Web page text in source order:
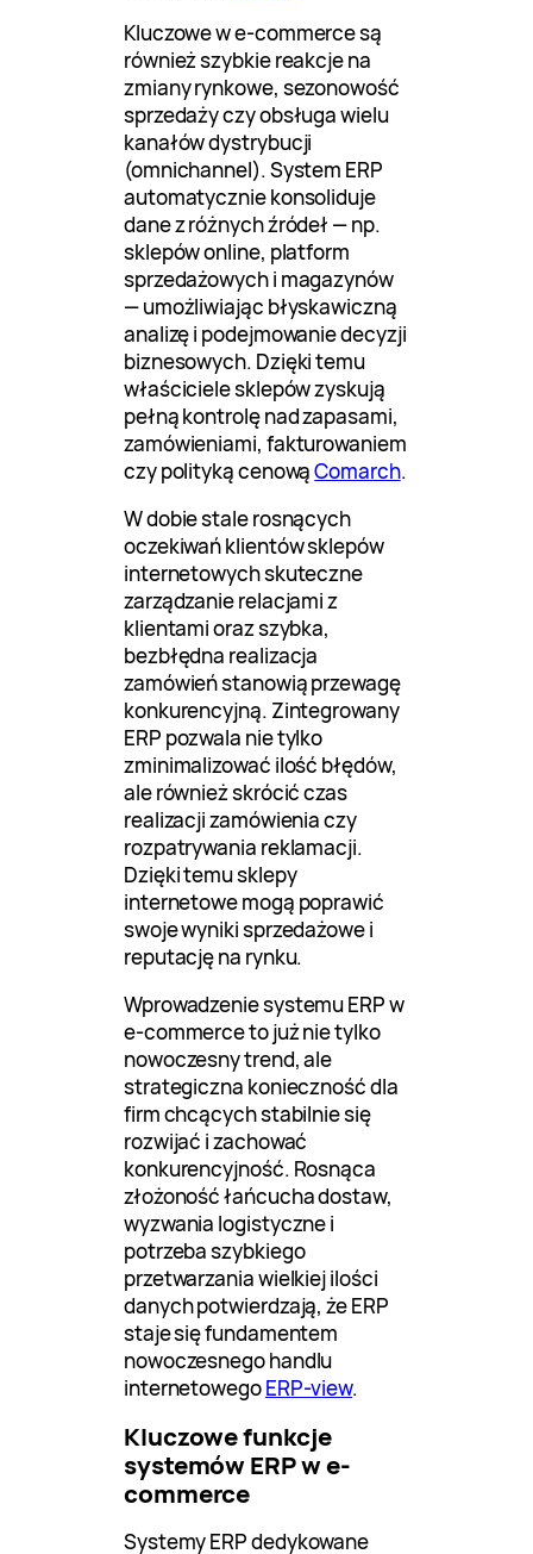
Kluczowe w e-commerce są
również szybkie reakcje na
zmiany rynkowe, sezonowość
sprzedaży czy obsługa wielu
kanałów dystrybucji
(omnichannel). System ERP
automatycznie konsoliduje
dane z różnych źródeł — np.
sklepów online, platform
sprzedażowych i magazynów
— umożliwiając błyskawiczną
analizę i podejmowanie decyzji
biznesowych. Dzięki temu
właściciele sklepów zyskują
pełną kontrolę nad zapasami,
zamówieniami, fakturowaniem
czy polityką cenowąComarch.
W dobie stale rosnących
oczekiwań klientów sklepów
internetowych skuteczne
zarządzanie relacjami z
klientami oraz szybka,
bezbłędna realizacja
zamówień stanowią przewagę
konkurencyjną. Zintegrowany
ERP pozwala nie tylko
zminimalizować ilość błędów,
ale również skrócić czas
realizacji zamówienia czy
rozpatrywania reklamacji.
Dzięki temu sklepy
internetowe mogą poprawić
swoje wyniki sprzedażowe i
reputację na rynku.
Wprowadzenie systemu ERP w
e-commerce to już nie tylko
nowoczesny trend, ale
strategiczna konieczność dla
firm chcących stabilnie się
rozwijać i zachować
konkurencyjność. Rosnąca
złożoność łańcucha dostaw,
wyzwania logistyczne i
potrzeba szybkiego
przetwarzania wielkiej ilości
danych potwierdzają, że ERP
staje się fundamentem
nowoczesnego handlu
internetowegoERP-view.
Kluczowe funkcje
systemów ERP w e-
commerce
Systemy ERP dedykowane